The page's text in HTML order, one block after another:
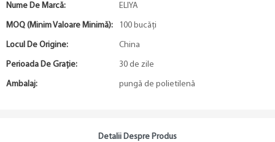
Nume De Marcă: ELIYA
MOQ (minim Valoare Minimă): 100 bucăți
Locul De Origine: China
Perioada De Graţie: 30 de zile
Ambalaj: pungă de polietilenă
Detalii Despre Produs